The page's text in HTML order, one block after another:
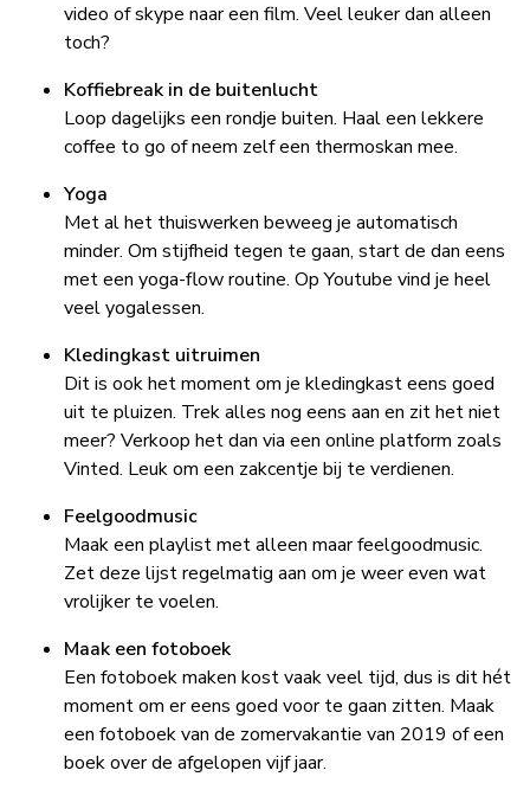
video of skype naar een film. Veel leuker dan alleen
toch?
Koffiebreak in de buitenlucht
Loop dagelijks een rondje buiten. Haal een lekkere
coffee to go of neem zelf een thermoskan mee.
Yoga
Met al het thuiswerken beweeg je automatisch
minder. Om stijfheid tegen te gaan, start de dan eens
met een yoga-flow routine. Op Youtube vind je heel
veel yogalessen.
Kledingkast uitruimen
Dit is ook het moment om je kledingkast eens goed
uit te pluizen. Trek alles nog eens aan en zit het niet
meer? Verkoop het dan via een online platform zoals
Vinted. Leuk om een zakcentje bij te verdienen.
Feelgoodmusic
Maak een playlist met alleen maar feelgoodmusic.
Zet deze lijst regelmatig aan om je weer even wat
vrolijker te voelen.
Maak een fotoboek
Een fotoboek maken kost vaak veel tijd, dus is dit hét
moment om er eens goed voor te gaan zitten. Maak
een fotoboek van de zomervakantie van 2019 of een
boek over de afgelopen vijf jaar.